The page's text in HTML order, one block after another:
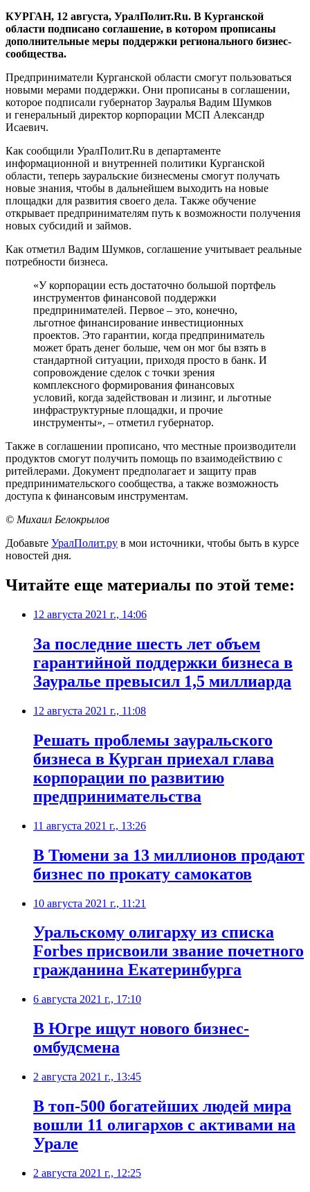
КУРГАН, 12 августа, УралПолит.Ru. В Курганской
области подписано соглашение, в котором прописаны
дополнительные меры поддержки регионального бизнес-
сообщества.
Предприниматели Курганской области смогут пользоваться
новыми мерами поддержки. Они прописаны в соглашении,
которое подписали губернатор Зауралья Вадим Шумков
и генеральный директор корпорации МСП Александр
Исаевич.
Как сообщили УралПолит.Ru в департаменте
информационной и внутренней политики Курганской
области, теперь зауральские бизнесмены смогут получать
новые знания, чтобы в дальнейшем выходить на новые
площадки для развития своего дела. Также обучение
открывает предпринимателям путь к возможности получения
новых субсидий и займов.
Как отметил Вадим Шумков, соглашение учитывает реальные
потребности бизнеса.
«У корпорации есть достаточно большой портфель
инструментов финансовой поддержки
предпринимателей. Первое – это, конечно,
льготное финансирование инвестиционных
проектов. Это гарантии, когда предприниматель
может брать денег больше, чем он мог бы взять в
стандартной ситуации, приходя просто в банк. И
сопровождение сделок с точки зрения
комплексного формирования финансовых
условий, когда задействован и лизинг, и льготные
инфраструктурные площадки, и прочие
инструменты», – отметил губернатор.
Также в соглашении прописано, что местные производители
продуктов смогут получить помощь по взаимодействию с
ритейлерами. Документ предполагает и защиту прав
предпринимательского сообщества, а также возможность
доступа к финансовым инструментам.
© Михаил Белокрылов
Добавьте УралПолит.ру в мои источники, чтобы быть в курсе
новостей дня.
Читайте еще материалы по этой теме:
12 августа 2021 г., 14:06
За последние шесть лет объем
гарантийной поддержки бизнеса в
Зауралье превысил 1,5 миллиарда
12 августа 2021 г., 11:08
Решать проблемы зауральского
бизнеса в Курган приехал глава
корпорации по развитию
предпринимательства
11 августа 2021 г., 13:26
В Тюмени за 13 миллионов продают
бизнес по прокату самокатов
10 августа 2021 г., 11:21
​Уральскому олигарху из списка
Forbes присвоили звание почетного
гражданина Екатеринбурга
6 августа 2021 г., 17:10
В Югре ищут нового бизнес-
омбудсмена
2 августа 2021 г., 13:45
​В топ-500 богатейших людей мира
вошли 11 олигархов с активами на
Урале
2 августа 2021 г., 12:25